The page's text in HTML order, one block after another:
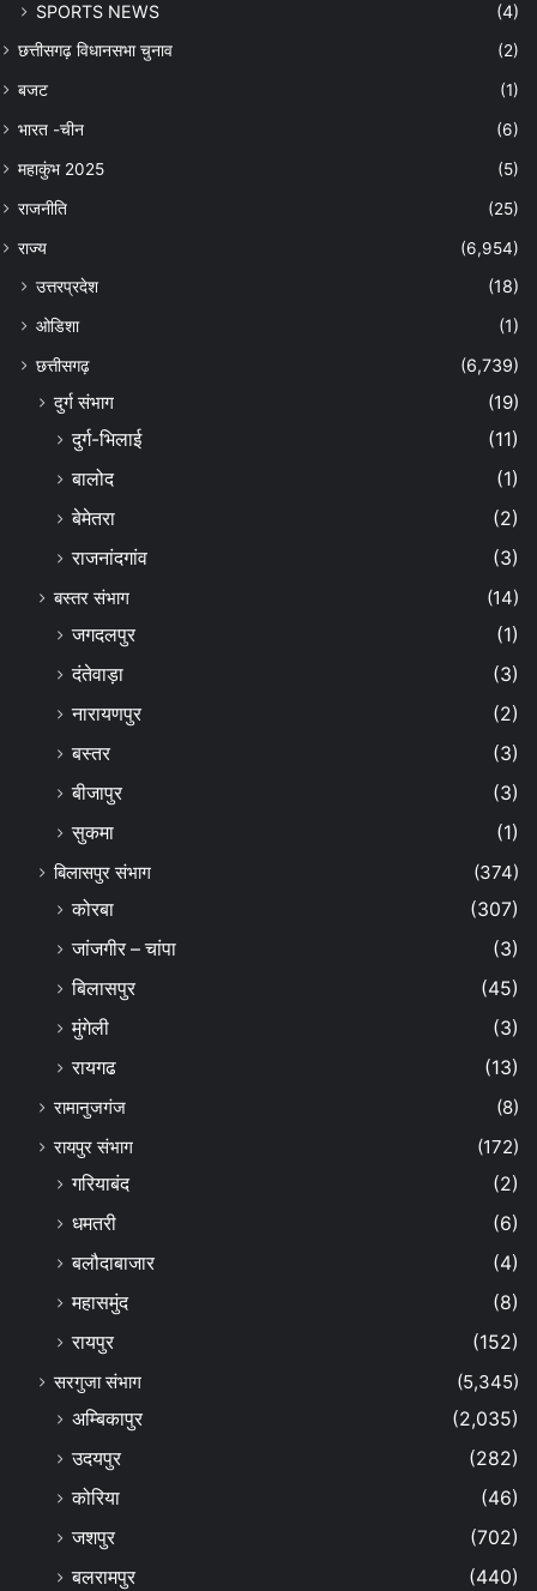
SPORTS NEWS (4)
छत्तीसगढ़ विधानसभा चुनाव (2)
बजट (1)
भारत -चीन (6)
महाकुंभ 2025 (5)
राजनीति (25)
राज्य (6,954)
उत्तरप्रदेश
(18)
ओडिशा
(1)
छत्तीसगढ़
(6,739)
दुर्ग संभाग
(19)
दुर्ग-भिलाई
(11)
बालोद
(1)
बेमेतरा
(2)
राजनांदगांव
(3)
बस्तर संभाग
(14)
जगदलपुर
(1)
दंतेवाड़ा
(3)
नारायणपुर
(2)
बस्तर
(3)
बीजापुर
(3)
सुकमा
(1)
बिलासपुर संभाग
(374)
कोरबा
(307)
जांजगीर – चांपा
(3)
बिलासपुर
(45)
मुंगेली
(3)
रायगढ
(13)
रामानुजगंज
(8)
रायपुर संभाग
(172)
गरियाबंद
(2)
धमतरी
(6)
बलौदाबाजार
(4)
महासमुंद
(8)
रायपुर
(152)
सरगुजा संभाग
(5,345)
अम्बिकापुर
(2,035)
उदयपुर
(282)
कोरिया
(46)
जशपुर
(702)
बलरामपुर
(440)